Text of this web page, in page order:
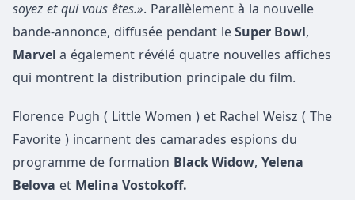
soyez et qui vous êtes.». Parallèlement à la nouvelle
bande-annonce, diffusée pendant le Super Bowl,
Marvel a également révélé quatre nouvelles affiches
qui montrent la distribution principale du film.
Florence Pugh ( Little Women ) et Rachel Weisz ( The
Favorite ) incarnent des camarades espions du
programme de formation Black Widow, Yelena
Belova et Melina Vostokoff.